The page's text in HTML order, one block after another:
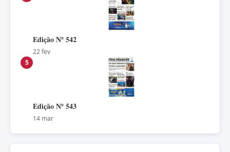
Edição Nº 542
22 fev
5
Edição Nº 543
14 mar